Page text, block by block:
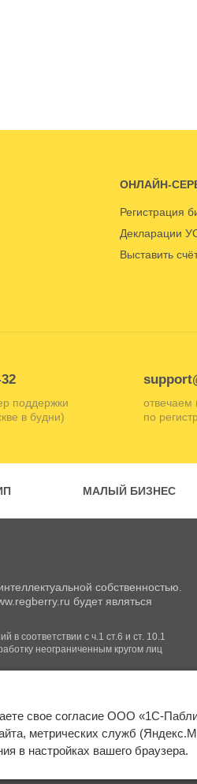
ОНЛАЙН-
Регистрация
Декларации
Выставить
поддержки
в будни)
отвечаем
по
МАЛЫЙ БИЗНЕС
собственностью.
будет являться
в соответствии с ч.1 ст.6 и ст. 10.1
неограниченным кругом лиц
Карта сайта
свое согласие ООО «1С-
метрических служб
в настройках вашего браузера.